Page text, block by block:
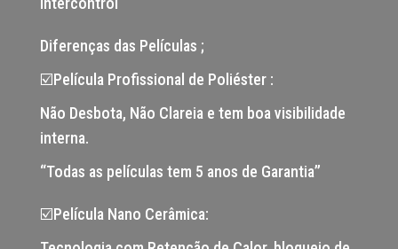
Diferenças das Películas ;
☑️Película Profissional de Poliéster :
Não Desbota, Não Clareia e tem boa visibilidade
interna.
“Todas as películas tem 5 anos de Garantia”
☑️Película Nano Cerâmica: